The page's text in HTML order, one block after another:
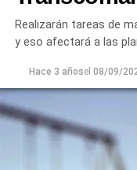
Realizarán tareas de
y eso afectará a las
Hace 3 añosel 08/09/